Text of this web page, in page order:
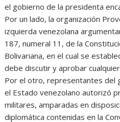
el gobierno de la presidenta
Por un lado, la organización
izquierda venezolana
187, numeral 11, de la
Bolivariana, en el cual se
debe discutir y aprobar
Por el otro, representantes del
el Estado venezolano autorizó
militares, amparadas en
diplomática contenidas en la